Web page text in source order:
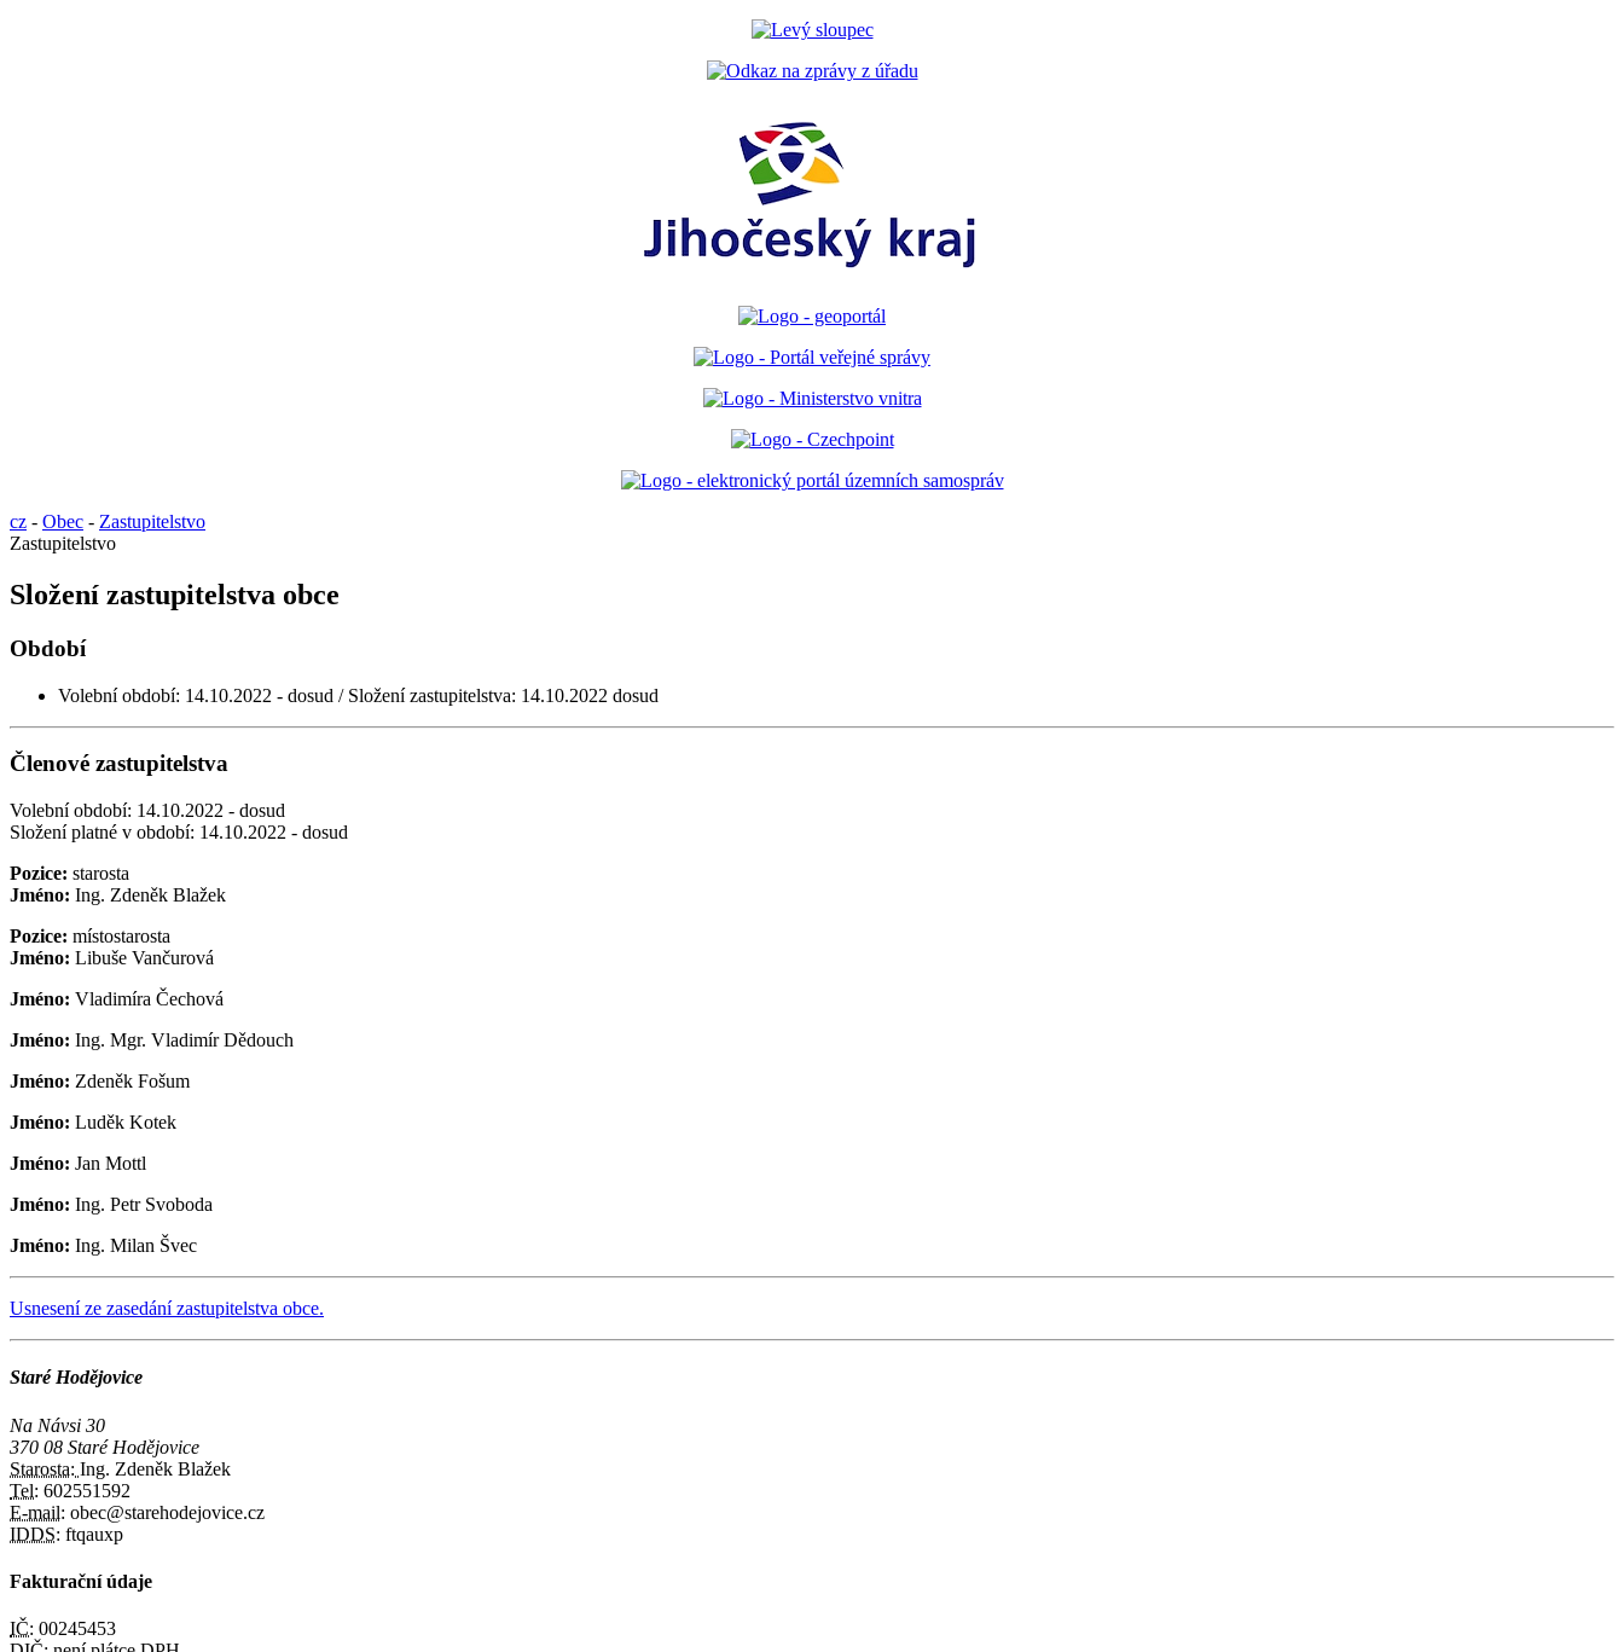
cz - Obec - Zastupitelstvo
Zastupitelstvo
Složení zastupitelstva obce
Období
Volební období: 14.10.2022 - dosud / Složení zastupitelstva: 14.10.2022 dosud
Členové zastupitelstva
Volební období: 14.10.2022 - dosud
Složení platné v období: 14.10.2022 - dosud
Pozice: starosta
Jméno: Ing. Zdeněk Blažek
Pozice: místostarosta
Jméno: Libuše Vančurová
Jméno: Vladimíra Čechová
Jméno: Ing. Mgr. Vladimír Dědouch
Jméno: Zdeněk Fošum
Jméno: Luděk Kotek
Jméno: Jan Mottl
Jméno: Ing. Petr Svoboda
Jméno: Ing. Milan Švec
Usnesení ze zasedání zastupitelstva obce.
Staré Hodějovice
Na Návsi 30
370 08 Staré Hodějovice
Starosta: Ing. Zdeněk Blažek
Tel: 602551592
E-mail: obec@starehodejovice.cz
IDDS: ftqauxp
Fakturační údaje
IČ: 00245453